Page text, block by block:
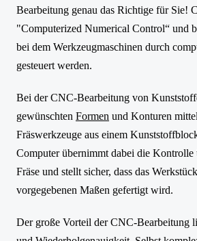
Bearbeitung genau das Richtige für Sie!
"Computerized Numerical Control“ und
bei dem Werkzeugmaschinen durch
gesteuert werden.
Bei der CNC-Bearbeitung von
gewünschten Formen und Konturen
Fräswerkzeuge aus einem
Computer übernimmt dabei die Kontrolle
Fräse und stellt sicher, dass das
vorgegebenen Maßen gefertigt wird.
Der große Vorteil der CNC-Bearbeitung